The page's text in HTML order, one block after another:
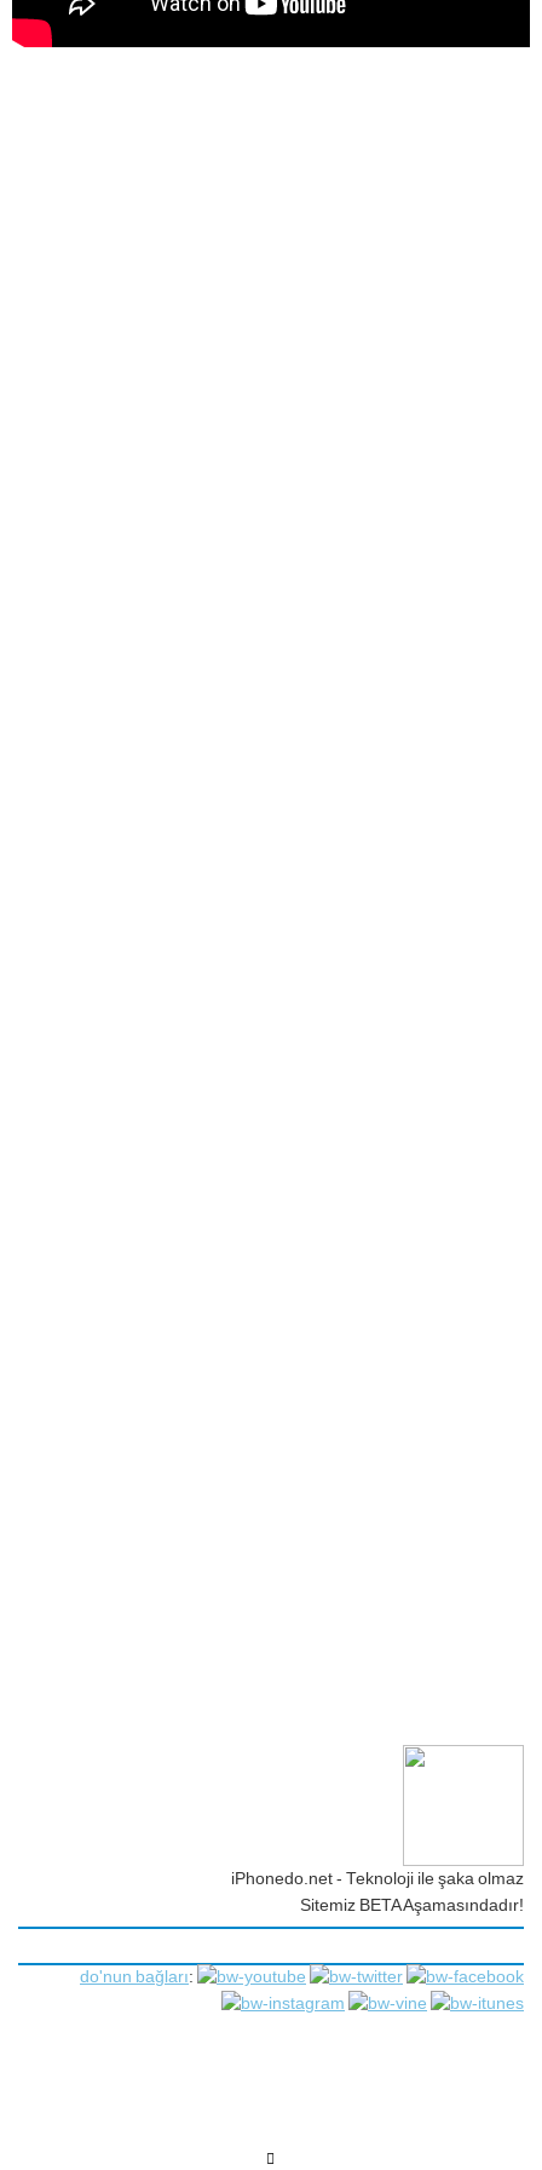
iPhonedo.net - Teknoloji ile şaka olmaz
Sitemiz BETA Aşamasındadır!
do'nun bağları: